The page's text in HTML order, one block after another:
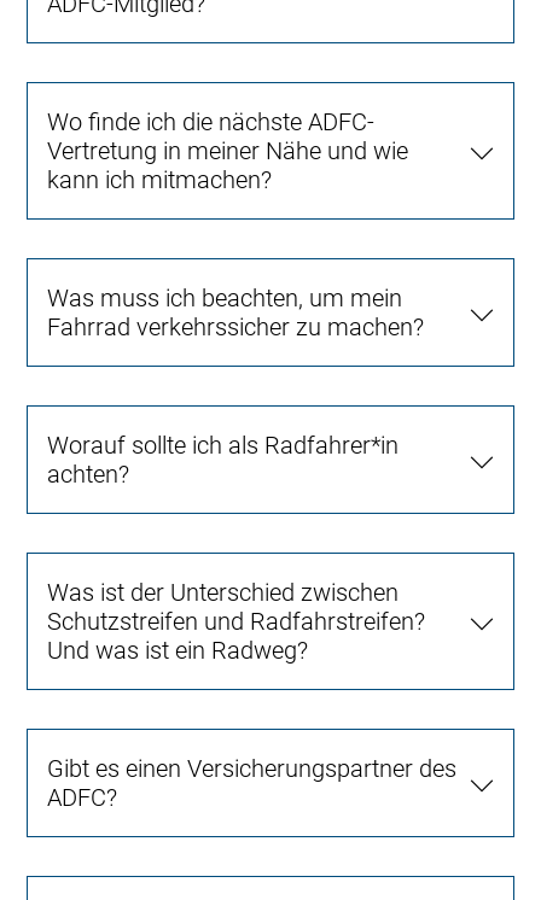
Wo finde ich die nächste ADFC-
Vertretung in meiner Nähe und wie
kann ich mitmachen?
Was muss ich beachten, um mein
Fahrrad verkehrssicher zu machen?
Worauf sollte ich als Radfahrer*in
achten?
Was ist der Unterschied zwischen
Schutzstreifen und Radfahrstreifen?
Und was ist ein Radweg?
Gibt es einen Versicherungspartner des
ADFC?